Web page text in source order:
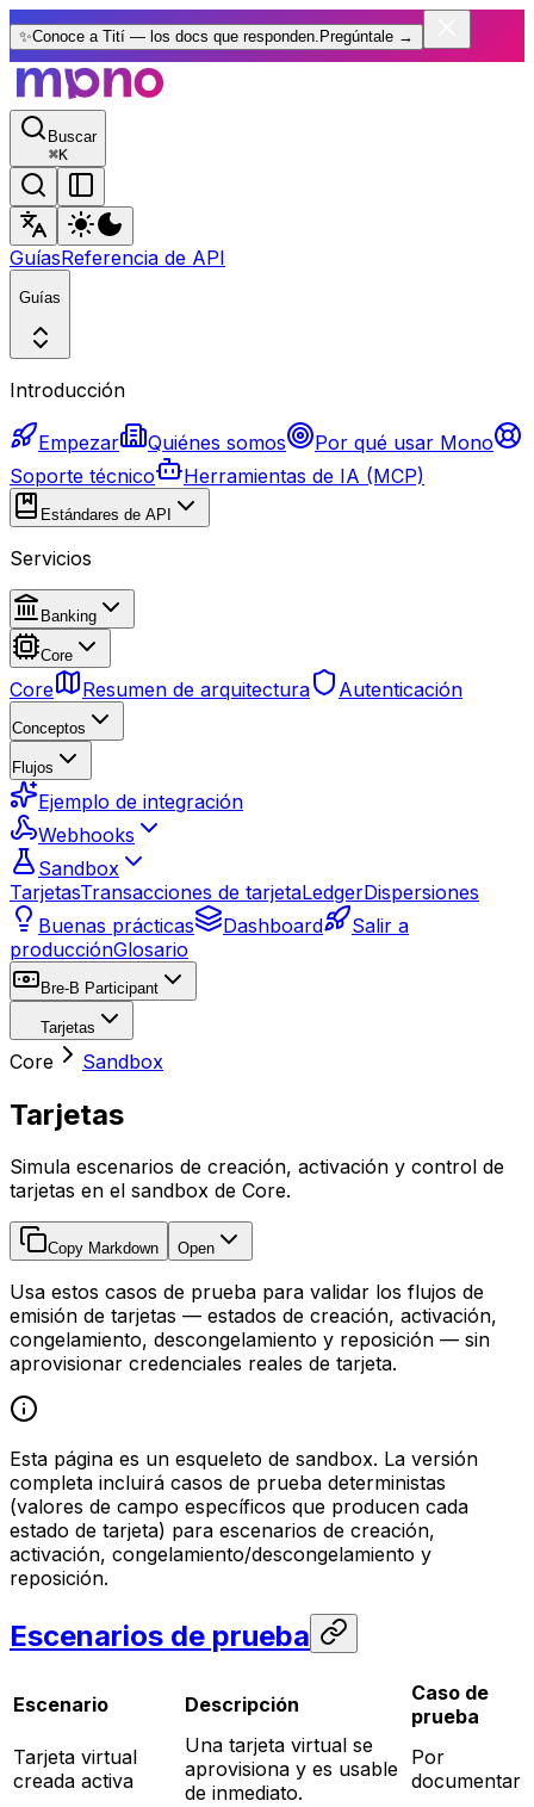
✨Conoce a Tití — los docs que responden. Pregúntale →
Buscar
⌘K
GuíasReferencia de API
Guías
Introducción
Empezar Quiénes somos
Por qué usar Mono
Soporte técnico
Herramientas de IA (MCP)
Estándares de API
Servicios
Banking
Core
Core Resumen de arquitectura Autenticación
Conceptos
Flujos
Ejemplo de integración
Webhooks
Sandbox
TarjetasTransacciones de tarjetaLedgerDispersiones
Buenas prácticas
Dashboard
Salir a
producciónGlosario
Bre-B Participant
Tarjetas
Core Sandbox
Tarjetas
Simula escenarios de creación, activación y control de
tarjetas en el sandbox de Core.
Copy Markdown Open
Usa estos casos de prueba para validar los flujos de
emisión de tarjetas — estados de creación, activación,
congelamiento, descongelamiento y reposición — sin
aprovisionar credenciales reales de tarjeta.
Esta página es un esqueleto de sandbox. La versión
completa incluirá casos de prueba deterministas
(valores de campo específicos que producen cada
estado de tarjeta) para escenarios de creación,
activación, congelamiento/descongelamiento y
reposición.
Escenarios de prueba
Escenario Descripción
Caso de
prueba
Tarjeta virtual
creada activa
Una tarjeta virtual se
aprovisiona y es usable
de inmediato.
Por
documentar